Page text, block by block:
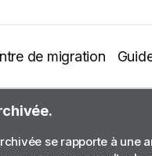
de migration
se rapporte à une